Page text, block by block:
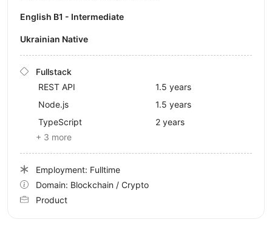
English B1 - Intermediate
Ukrainian Native
Fullstack
REST API
1.5 years
Node.js
1.5 years
TypeScript
2 years
+ 3 more
Employment: Fulltime
Domain: Blockchain / Crypto
Product